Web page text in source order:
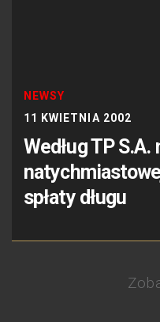
NEWSY
11 KWIETNIA 2002
Według TP
spłaty długu